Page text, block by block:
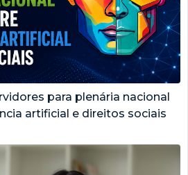
para plenária nacional
artificial e direitos sociais